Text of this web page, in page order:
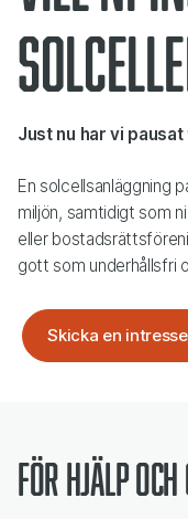
Just nu har vi
En solcellsanläggning
miljön, samtidigt som
eller
gott som underhållsfri
Skicka en
För hjälp